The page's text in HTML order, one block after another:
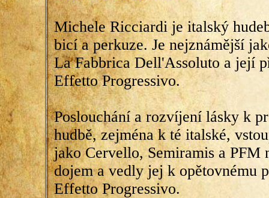
Michele Ricciardi je italský
bicí a perkuze. Je nejznámější
La Fabbrica Dell'Assoluto a její
Effetto Progressivo.
Poslouchání a rozvíjení lásky k
hudbě, zejména k té italské,
jako Cervello, Semiramis a PFM
dojem a vedly jej k opětovnému
Effetto Progressivo.